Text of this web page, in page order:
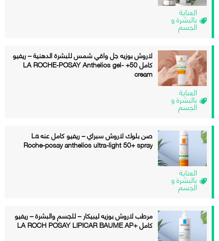
العناية
بالبشرة و
الجسم
العناية
بالبشرة و
الجسم
لاروش بوزيه جل واقي شمس للبشرة الدهنية – ريفيو
كامل 50+ LA ROCHE-POSAY Anthelios gel-
cream
العناية
بالبشرة و
الجسم
صن بلوك لاروش سبراي – ريفيو كامل عنه La
Roche-posay anthelios ultra-light 50+ spray
مرطب لاروش بوزيه ليبيكار – للجسم والبشرة – ريفيو
كامل +LA ROCH POSAY LIPICAR BAUME AP